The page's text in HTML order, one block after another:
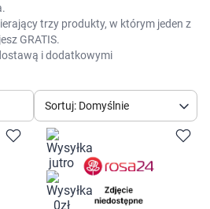
trzy produkty, w którym jeden z
GRATIS.
i dodatkowymi
Sortuj: Domyślnie